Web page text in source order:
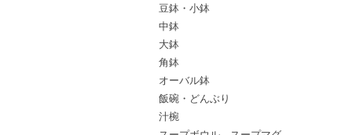
豆鉢・小鉢
中鉢
大鉢
角鉢
オーバル鉢
飯碗・どんぶり
汁椀